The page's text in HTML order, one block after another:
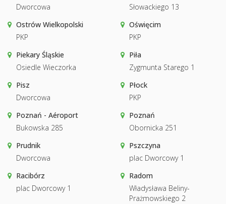
Dworcowa
Słowackiego 13
Ostrów Wielkopolski
PKP
Oświęcim
PKP
Piekary Śląskie
Osiedle Wieczorka
Piła
Zygmunta Starego 1
Pisz
Dworcowa
Płock
PKP
Poznań - Aéroport
Bukowska 285
Poznań
Obornicka 251
Prudnik
Dworcowa
Pszczyna
plac Dworcowy 1
Racibórz
plac Dworcowy 1
Radom
Władysława Beliny-
Prażmowskiego 2